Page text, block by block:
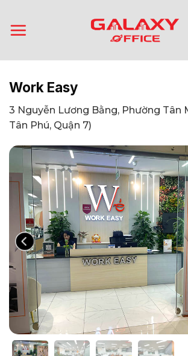
qua
nội
Work Easy
3 Nguyễn Lương Bằng, Phường Tân
Tân Phú, Quận 7)